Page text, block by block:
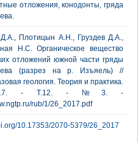
отложения, конодонты, гряда
Плотицын А.Н., Груздев Д.А.,
Н.С. Органическое вещество
отложений южной части гряды
(разрез на р. Изъяель) //
геология. Теория и практика.
- Т.12. - №3. -
rub/1/26_2017.pdf
10.17353/2070-5379/26_2017